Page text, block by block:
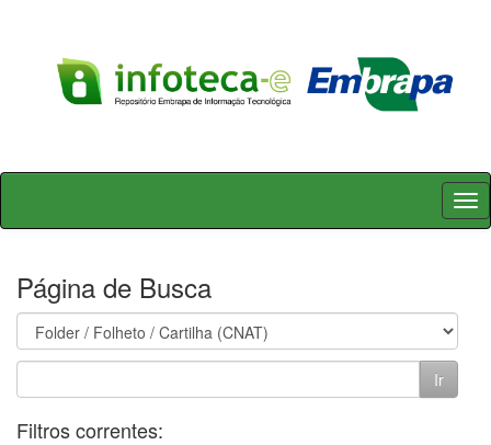
Skip
Página de Busca
Filtros correntes: